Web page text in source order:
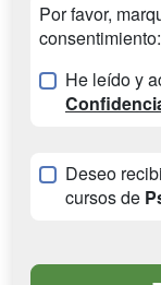
Por favor,
consentimiento:
He leído y
Deseo
cursos de